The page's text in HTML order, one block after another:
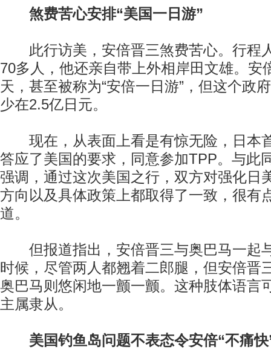
煞费苦心安排“美国一日游”
此行访美，安倍晋三煞费苦心。行程
70多人，他还亲自带上外相岸田文雄。安
天，甚至被称为“安倍一日游”，但这个政
少在2.5亿日元。
现在，从表面上看是有惊无险，日本
答应了美国的要求，同意参加TPP。与此
强调，通过这次美国之行，双方对强化日
方向以及具体政策上都取得了一致，很有
道。
但报道指出，安倍晋三与奥巴马一起
时候，尽管两人都翘着二郎腿，但安倍晋
奥巴马则悠闲地一颤一颤。这种肢体语言
主属隶从。
美国钓鱼岛问题不表态令安倍“不痛快